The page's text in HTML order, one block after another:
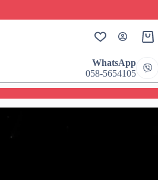
Shopping
WhatsApp
058-5654105